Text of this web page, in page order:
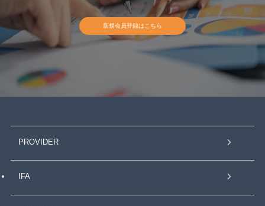
新規会員登録はこちら
PROVIDER
IFA